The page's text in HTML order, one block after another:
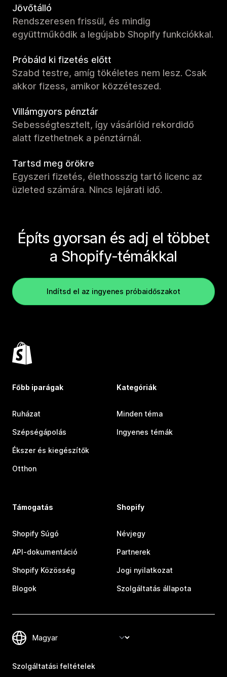
Jövőtálló
Rendszeresen frissül, és mindig
együttműködik a legújabb Shopify funkciókkal.
Próbáld ki fizetés előtt
Szabd testre, amíg tökéletes nem lesz. Csak
akkor fizess, amikor közzéteszed.
Villámgyors pénztár
Sebességtesztelt, így vásárlóid rekordidő
alatt fizethetnek a pénztárnál.
Tartsd meg örökre
Egyszeri fizetés, élethosszig tartó licenc az
üzleted számára. Nincs lejárati idő.
Építs gyorsan és adj el többet
a Shopify-témákkal
Indítsd el az ingyenes próbaidőszakot
Főbb iparágak
Ruházat
Szépségápolás
Ékszer és kiegészítők
Otthon
Kategóriák
Minden téma
Ingyenes témák
Támogatás
Shopify Súgó
API-dokumentáció
Shopify Közösség
Blogok
Shopify
Névjegy
Partnerek
Jogi nyilatkozat
Szolgáltatás állapota
Szolgáltatási feltételek